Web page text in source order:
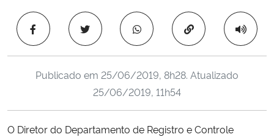
Ministério da Saúde
Ministério de Minas e Energia
Ministério da Ciência, Tecnologia, Inovações e Comunicações
Ministério do Meio Ambiente
Copiar para área
Publicado em 25/06/2019, 8h28. Atualizado
25/06/2019, 11h54
O Diretor do Departamento de Registro e Controle